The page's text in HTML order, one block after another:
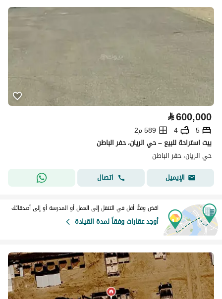
⃁600,000
5
4
589 م2
بيت استراحة للبيع – حي الريان، حفر الباطن
حي الريان، حفر الباطن
الإيميل
اتصال
اقض وقتًا أقل في التنقل إلى العمل أو المدرسة أو إلى أصدقائك
أوجد عقارات وفقاً لمدة القيادة